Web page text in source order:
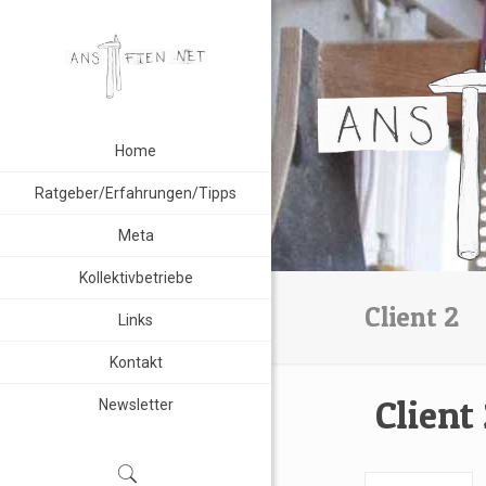
Home
Ratgeber/Erfahrungen/Tipps
Meta
Kollektivbetriebe
Links
Kontakt
Newsletter
Client 2
Client